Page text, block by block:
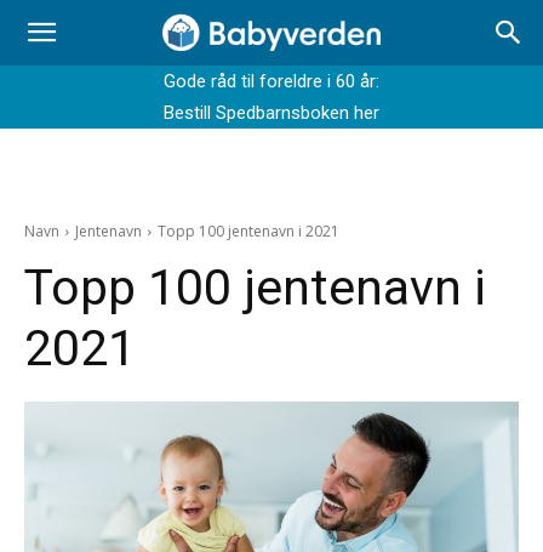
Gode råd til foreldre i 60 år:
Bestill Spedbarnsboken her
Navn Jentenavn Topp 100 jentenavn i 2021
Topp 100 jentenavn i
2021